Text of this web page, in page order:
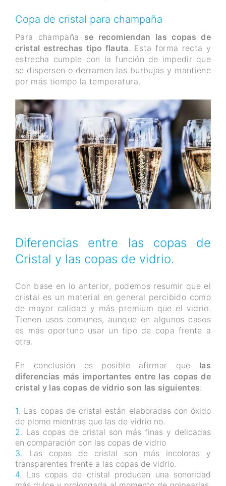
Copa de cristal para champaña
Para champaña se recomiendan las copas de
cristal estrechas tipo flauta. Esta forma recta y
estrecha cumple con la función de impedir que
se dispersen o derramen las burbujas y mantiene
por más tiempo la temperatura.
Diferencias entre las copas de
Cristal y las copas de vidrio.
Con base en lo anterior, podemos resumir que el
cristal es un material en general percibido como
de mayor calidad y más premium que el vidrio.
Tienen usos comunes, aunque en algunos casos
es más oportuno usar un tipo de copa frente a
otra.
En conclusión es posible afirmar que las
diferencias más importantes entre las copas de
cristal y las copas de vidrio son las siguientes:
Las copas de cristal están elaboradas con óxido
de plomo mientras que las de vidrio no.
Las copas de cristal son más finas y delicadas
en comparación con las copas de vidrio
Las copas de cristal son más incoloras y
transparentes frente a las copas de vidrio.
Las copas de cristal producen una sonoridad